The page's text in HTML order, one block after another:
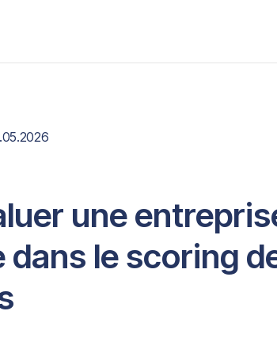
une
le scoring